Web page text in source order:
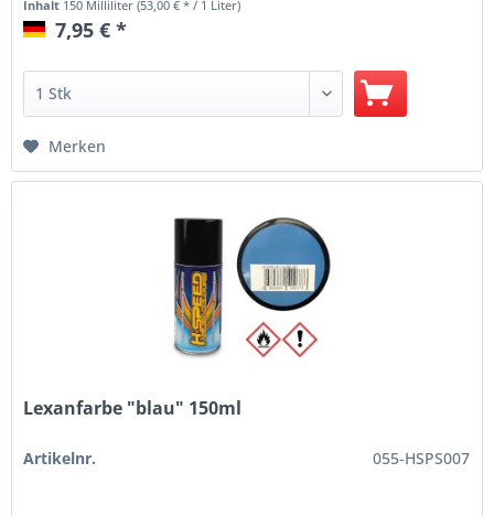
Inhalt 150 Milliliter(53,00 € * / 1 Liter)
7,95 € *
Merken
Lexanfarbe "blau" 150ml
Artikelnr. 055-HSPS007